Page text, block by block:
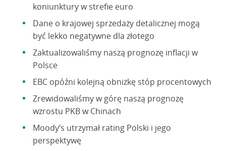
koniunktury w strefie euro
Dane o krajowej sprzedaży detalicznej mogą
być lekko negatywne dla złotego
Zaktualizowaliśmy naszą prognozę inflacji w
Polsce
EBC opóźni kolejną obniżkę stóp procentowych
Zrewidowaliśmy w górę naszą prognozę
wzrostu PKB w Chinach
Moody’s utrzymał rating Polski i jego
perspektywę